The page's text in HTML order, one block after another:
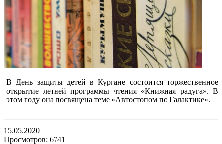
В День защиты детей в Кургане состоится торжественное
открытие летней программы чтения «Книжная радуга». В
этом году она посвящена теме «Автостопом по Галактике».
15.05.2020
Просмотров: 6741